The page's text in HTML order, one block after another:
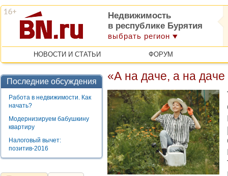
Недвижимость
в республике Бурятия
выбрать регион
НОВОСТИ И СТАТЬИ ФОРУМ
Последние обсуждения
Работа в недвижимости. Как
начать?
Модернизируем бабушкину
квартиру
Налоговый вычет:
позитив-2016
«А на даче, а на